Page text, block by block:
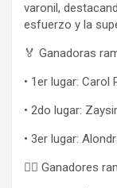
varonil,
esfuerzo y la
🏅 Ganadoras
• 1er lugar: Carol
• 2do lugar:
• 3er lugar:
🏃‍♂️ Ganadores